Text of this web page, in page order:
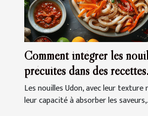
Comment intégrer les
précuites dans des recettes
quotidiennes
Les nouilles Udon, avec leur texture
leur capacité à absorber les